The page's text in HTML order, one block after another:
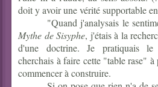
doit y avoir une vérité supportable
"Quand j'analysais le
Mythe de Sisyphe, j'étais à la
d'une doctrine. Je pratiquais le
cherchais à faire cette "table rase"
commencer à construire.